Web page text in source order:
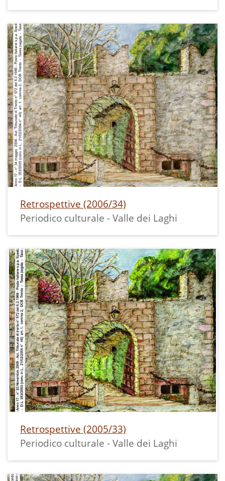
Retrospettive (2006/34)
Periodico culturale - Valle dei Laghi
Retrospettive (2005/33)
Periodico culturale - Valle dei Laghi